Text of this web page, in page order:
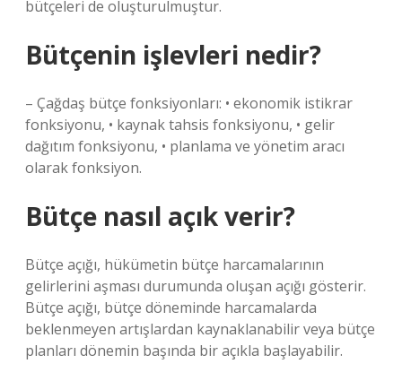
bütçeleri de oluşturulmuştur.
Bütçenin işlevleri nedir?
– Çağdaş bütçe fonksiyonları: • ekonomik istikrar
fonksiyonu, • kaynak tahsis fonksiyonu, • gelir
dağıtım fonksiyonu, • planlama ve yönetim aracı
olarak fonksiyon.
Bütçe nasıl açık verir?
Bütçe açığı, hükümetin bütçe harcamalarının
gelirlerini aşması durumunda oluşan açığı gösterir.
Bütçe açığı, bütçe döneminde harcamalarda
beklenmeyen artışlardan kaynaklanabilir veya bütçe
planları dönemin başında bir açıkla başlayabilir.